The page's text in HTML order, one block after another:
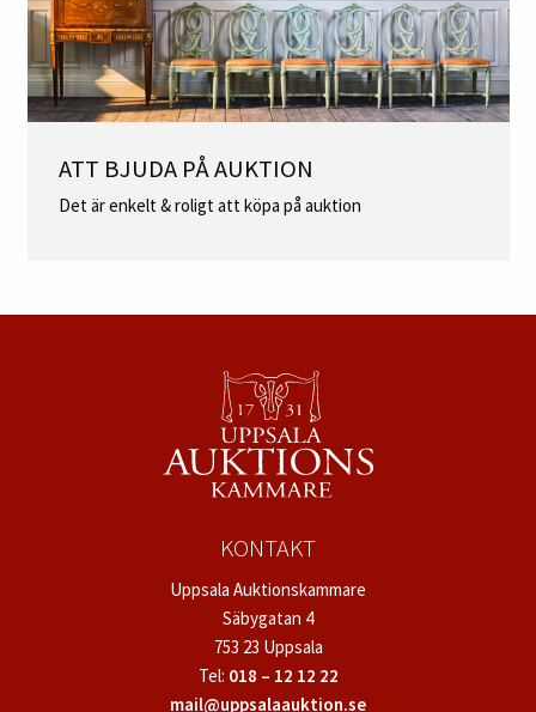
ATT BJUDA PÅ AUKTION
Det är enkelt & roligt att köpa på auktion
KONTAKT
Uppsala Auktionskammare
Säbygatan 4
753 23 Uppsala
Tel: 018 – 12 12 22
mail@uppsalaauktion.se